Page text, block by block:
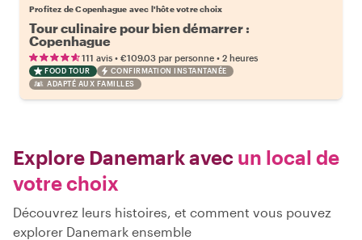
Profitez de Copenhague avec l'hôte votre choix
Tour culinaire pour bien démarrer :
Copenhague
111 avis • €109.03 par personne • 2 heures
FOOD TOUR
CONFIRMATION INSTANTANÉE
ADAPTÉ AUX FAMILLES
Explore Danemark avec un local de
votre choix
Découvrez leurs histoires, et comment vous pouvez
explorer Danemark ensemble